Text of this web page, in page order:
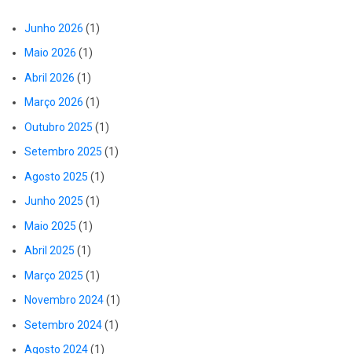
Junho 2026 (1)
Maio 2026 (1)
Abril 2026 (1)
Março 2026 (1)
Outubro 2025 (1)
Setembro 2025 (1)
Agosto 2025 (1)
Junho 2025 (1)
Maio 2025 (1)
Abril 2025 (1)
Março 2025 (1)
Novembro 2024(1)
Setembro 2024(1)
Agosto 2024(1)